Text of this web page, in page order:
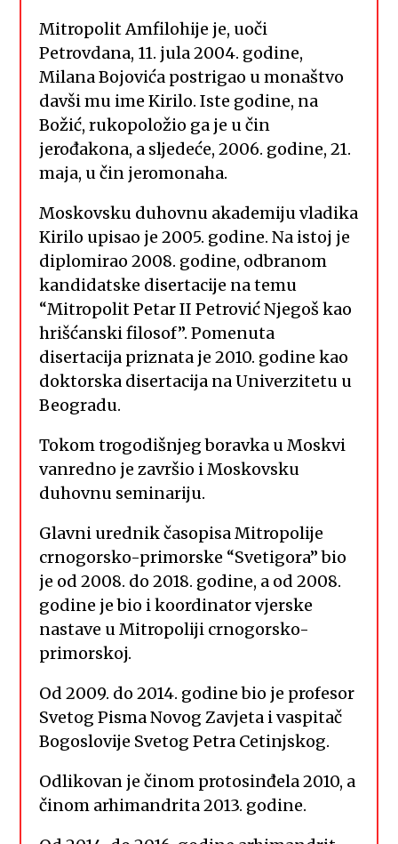
Mitropolit Amfilohije je, uoči
Petrovdana, 11. jula 2004. godine,
Milana Bojovića postrigao u monaštvo
davši mu ime Kirilo. Iste godine, na
Božić, rukopoložio ga je u čin
jerođakona, a sljedeće, 2006. godine, 21.
maja, u čin jeromonaha.
Moskovsku duhovnu akademiju vladika
Kirilo upisao je 2005. godine. Na istoj je
diplomirao 2008. godine, odbranom
kandidatske disertacije na temu
“Mitropolit Petar II Petrović Njegoš kao
hrišćanski filosof”. Pomenuta
disertacija priznata je 2010. godine kao
doktorska disertacija na Univerzitetu u
Beogradu.
Tokom trogodišnjeg boravka u Moskvi
vanredno je završio i Moskovsku
duhovnu seminariju.
Glavni urednik časopisa Mitropolije
crnogorsko-primorske “Svetigora” bio
je od 2008. do 2018. godine, a od 2008.
godine je bio i koordinator vjerske
nastave u Mitropoliji crnogorsko-
primorskoj.
Od 2009. do 2014. godine bio je profesor
Svetog Pisma Novog Zavjeta i vaspitač
Bogoslovije Svetog Petra Cetinjskog.
Odlikovan je činom protosinđela 2010, a
činom arhimandrita 2013. godine.